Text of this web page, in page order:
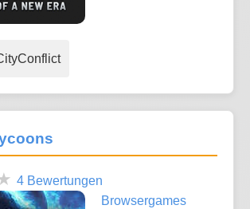
4 Bewertungen
Browsergames